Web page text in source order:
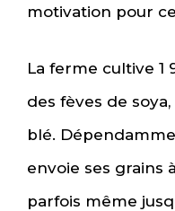
motivation pour
La ferme cultive 1
des fèves de
blé.
envoie ses grains
parfois même